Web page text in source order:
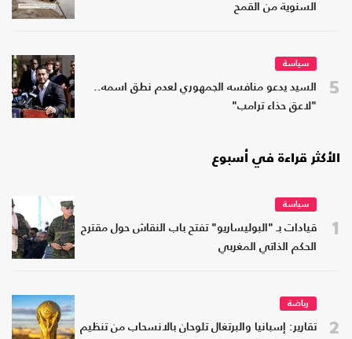
السنوية من القمح
5
سياسة
السيد يدعو منافسه الجمهوري لعدم نطق اسمه..
"لاعق حذاء ترامب"
الأكثر قراءة في أسبوع
1
سياسة
قيادات بـ "البوليساريو" تفتح باب النقاش حول مقترح
الحكم الذاتي المغربي
2
رياضة
تقارير: إسبانيا والبرتغال تلوحان بالانسحاب من تنظيم